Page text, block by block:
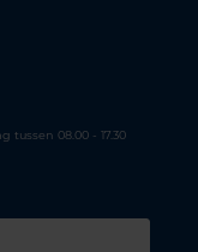
tussen 08.00 - 17.30